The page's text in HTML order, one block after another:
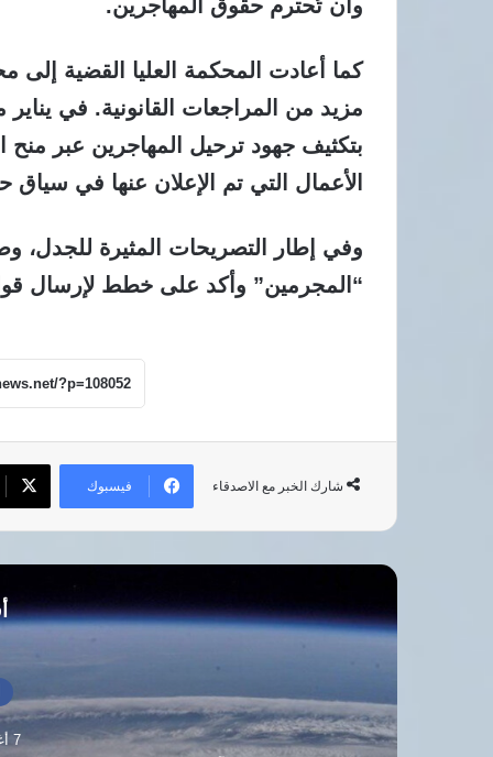
وأن تُحترم حقوق المهاجرين.
كما أعادت المحكمة العليا القضية إلى
مزيد من المراجعات القانونية. في
بتكثيف جهود ترحيل المهاجرين عبر منح
الأعمال التي تم الإعلان عنها في سياق
وفي إطار التصريحات المثيرة للجدل،
“المجرمين” وأكد على خطط لإرسال
شارك الخبر مع الاصدقاء فيسبوك
7 أغسطس، 2026